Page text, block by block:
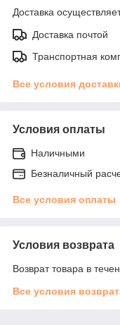
Доставка
Доставка почтой
Транспортная
Все условия
Условия оплаты
Наличными
Безналичный
Все условия оплаты
Условия возврата
Возврат товара в
Все условия